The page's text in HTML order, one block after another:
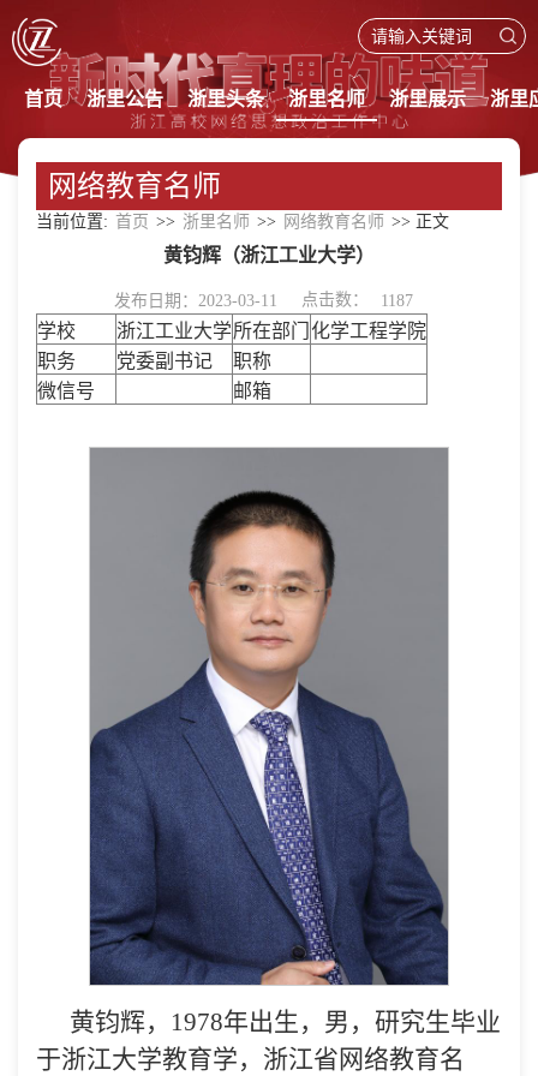
首页 浙里公告 浙里头条 浙里名师 浙里展示 浙里
网络教育名师
当前位置: 首页 >> 浙里名师 >> 网络教育名师 >> 正文
黄钧辉（浙江工业大学）
发布日期：2023-03-11 点击数： 1187
学校 浙江工业大学所在部门
化学工程学院
职务
党委副书记
职称
微信号
邮箱
黄钧辉，1978年出生，男，研究生毕业
于浙江大学教育学，浙江省网络教育名